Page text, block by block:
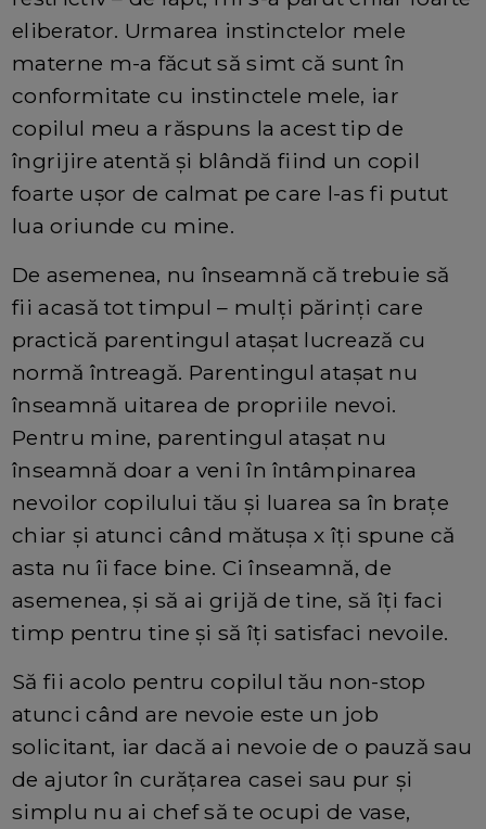
eliberator. Urmarea instinctelor mele
materne m-a făcut să simt că sunt în
conformitate cu instinctele mele, iar
copilul meu a răspuns la acest tip de
îngrijire atentă şi blândă fiind un copil
foarte uşor de calmat pe care l-as fi putut
lua oriunde cu mine.
De asemenea, nu înseamnă că trebuie să
fii acasă tot timpul – mulţi părinţi care
practică parentingul ataşat lucrează cu
normă întreagă. Parentingul ataşat nu
înseamnă uitarea de propriile nevoi.
Pentru mine, parentingul ataşat nu
înseamnă doar a veni în întâmpinarea
nevoilor copilului tău şi luarea sa în braţe
chiar şi atunci când mătuşa x îţi spune că
asta nu îi face bine. Ci înseamnă, de
asemenea, şi să ai grijă de tine, să îţi faci
timp pentru tine şi să îţi satisfaci nevoile.
Să fii acolo pentru copilul tău non-stop
atunci când are nevoie este un job
solicitant, iar dacă ai nevoie de o pauză sau
de ajutor în curăţarea casei sau pur şi
simplu nu ai chef să te ocupi de vase,